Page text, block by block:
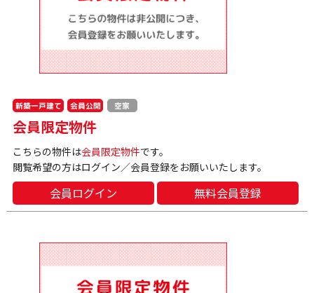
新築一戸建て 会員公開 空家
会員限定物件
こちらの物件は会員限定物件です。
閲覧希望の方はログイン／会員登録をお願いいたします。
会員ログイン 無料会員登録